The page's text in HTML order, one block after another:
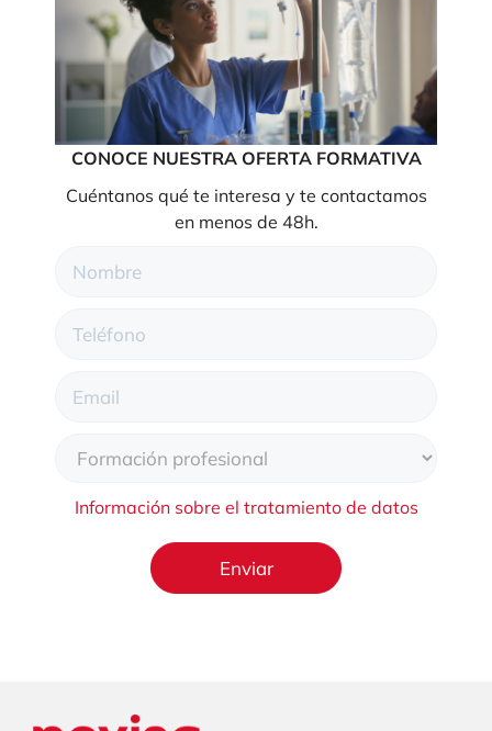
CONOCE NUESTRA OFERTA FORMATIVA
Cuéntanos qué te interesa y te contactamos
en menos de 48h.
Información sobre el tratamiento de datos